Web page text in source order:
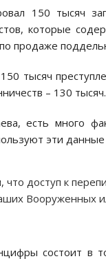
150 тысяч
которые
продаже
тысяч
– 130 тысяч.
есть много
эти
что доступ к
Вооруженных
состоит в